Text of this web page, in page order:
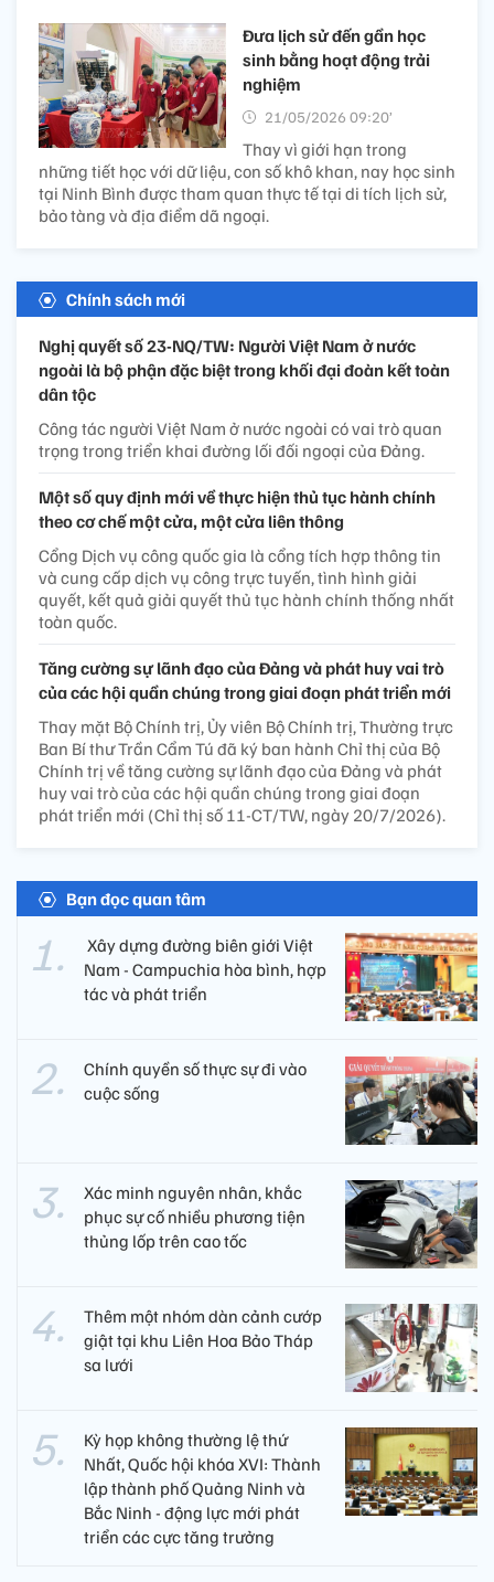
Đưa lịch sử đến gần học
sinh bằng hoạt động trải
nghiệm
21/05/2026 09:20’
Thay vì giới hạn trong
những tiết học với dữ liệu, con số khô khan, nay học sinh
tại Ninh Bình được tham quan thực tế tại di tích lịch sử,
bảo tàng và địa điểm dã ngoại.
Chính sách mới
Nghị quyết số 23-NQ/TW: Người Việt Nam ở nước
ngoài là bộ phận đặc biệt trong khối đại đoàn kết toàn
dân tộc
Công tác người Việt Nam ở nước ngoài có vai trò quan
trọng trong triển khai đường lối đối ngoại của Đảng.
Một số quy định mới về thực hiện thủ tục hành chính
theo cơ chế một cửa, một cửa liên thông
Cổng Dịch vụ công quốc gia là cổng tích hợp thông tin
và cung cấp dịch vụ công trực tuyến, tình hình giải
quyết, kết quả giải quyết thủ tục hành chính thống nhất
toàn quốc.
Tăng cường sự lãnh đạo của Đảng và phát huy vai trò
của các hội quần chúng trong giai đoạn phát triển mới
Thay mặt Bộ Chính trị, Ủy viên Bộ Chính trị, Thường trực
Ban Bí thư Trần Cẩm Tú đã ký ban hành Chỉ thị của Bộ
Chính trị về tăng cường sự lãnh đạo của Đảng và phát
huy vai trò của các hội quần chúng trong giai đoạn
phát triển mới (Chỉ thị số 11-CT/TW, ngày 20/7/2026).
Bạn đọc quan tâm
​ Xây dựng đường biên giới Việt
Nam - Campuchia hòa bình, hợp
tác và phát triển
Chính quyền số thực sự đi vào
cuộc sống
Xác minh nguyên nhân, khắc
phục sự cố nhiều phương tiện
thủng lốp trên cao tốc
Thêm một nhóm dàn cảnh cướp
giật tại khu Liên Hoa Bảo Tháp
sa lưới
Kỳ họp không thường lệ thứ
Nhất, Quốc hội khóa XVI: Thành
lập thành phố Quảng Ninh và
Bắc Ninh - động lực mới phát
triển các cực tăng trưởng